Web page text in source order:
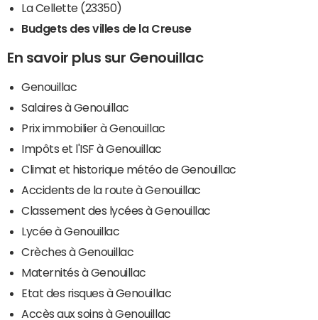
La Cellette (23350)
Budgets des villes de la Creuse
En savoir plus sur Genouillac
Genouillac
Salaires à Genouillac
Prix immobilier à Genouillac
Impôts et l'ISF à Genouillac
Climat et historique météo de Genouillac
Accidents de la route à Genouillac
Classement des lycées à Genouillac
Lycée à Genouillac
Crèches à Genouillac
Maternités à Genouillac
Etat des risques à Genouillac
Accès aux soins à Genouillac